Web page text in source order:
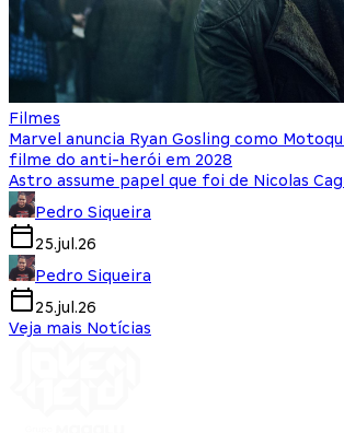
Filmes
Marvel anuncia Ryan Gosling como
filme do anti-herói em 2028
Astro assume papel que foi de Nicolas
Pedro Siqueira
25.jul.26
Pedro Siqueira
25.jul.26
Veja mais Notícias